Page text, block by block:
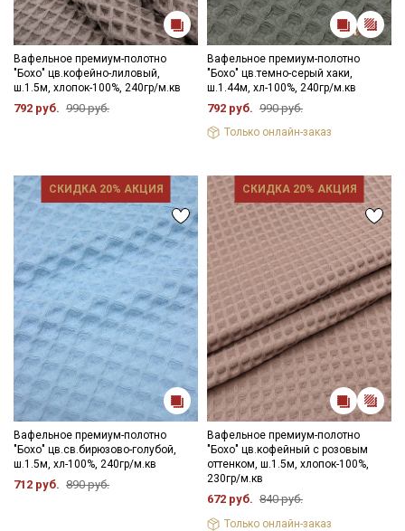
Вафельное премиум-полотно
"Бохо" цв.кофейно-лиловый,
ш.1.5м, хлопок-100%, 240гр/м.кв
792 руб. 990 руб.
Вафельное премиум-полотно
"Бохо" цв.темно-серый хаки,
ш.1.44м, хл-100%, 240гр/м.кв
792 руб. 990 руб.
Только онлайн-заказ
СКИДКА 20% АКЦИЯ
Вафельное премиум-полотно
"Бохо" цв.св.бирюзово-голубой,
ш.1.5м, хл-100%, 240гр/м.кв
712 руб. 890 руб.
СКИДКА 20% АКЦИЯ
Вафельное премиум-полотно
"Бохо" цв.кофейный с розовым
оттенком, ш.1.5м, хлопок-100%,
230гр/м.кв
672 руб. 840 руб.
Только онлайн-заказ